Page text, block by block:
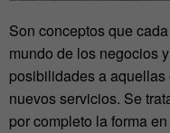
Son conceptos que
mundo de los negocios
posibilidades a
nuevos servicios. Se
por completo la forma